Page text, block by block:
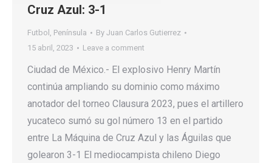
Cruz Azul: 3-1
Futbol , Península By Juan Carlos Gutierrez
15 abril, 2023
Leave a comment
Ciudad de México.- El explosivo Henry Martín
continúa ampliando su dominio como máximo
anotador del torneo Clausura 2023, pues el artillero
yucateco sumó su gol número 13 en el partido
entre La Máquina de Cruz Azul y las Águilas que
golearon 3-1 El mediocampista chileno Diego